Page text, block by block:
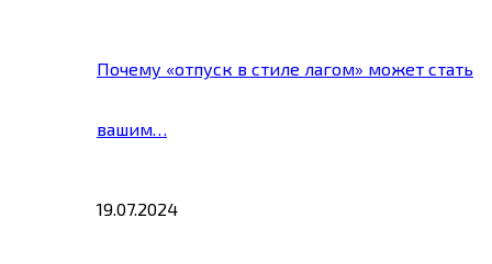
Почему «отпуск в стиле лагом» может стать
вашим…
19.07.2024